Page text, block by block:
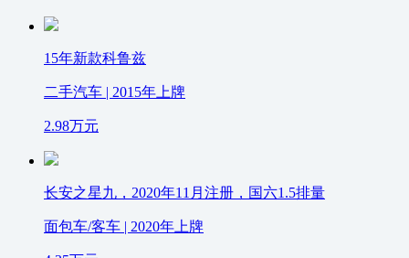
15年新款科鲁兹
二手汽车 | 2015年上牌
2.98万元
长安之星九，2020年11月注册，国六1.5排量
面包车/客车 | 2020年上牌